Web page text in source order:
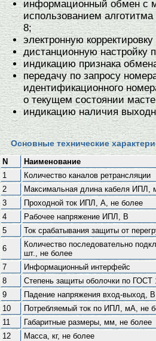
информационный обмен с
использованием
8;
электронную
дистанционную настройку
индикацию признака
передачу по запросу
идентификационного
о текущем состоянии
индикацию наличия
Основные технические
N
Наименование
1
Количество каналов ретрансляции
2
Максимальная длина кабеля ИПЛ,
3
Проходной ток ИПЛ, А, не более
4
Рабочее напряжение ИПЛ, В
5
Ток срабатывания защиты от
6
Количество последовательно
шт., не более
7
Информационный интерфейс
8
Степень защиты оболочки по ГОСТ
9
Падение напряжения вход-выход,
10
Потребляемый ток по ИПЛ, мА, не
11
Габаритные размеры, мм, не более
12
Масса, кг, не более